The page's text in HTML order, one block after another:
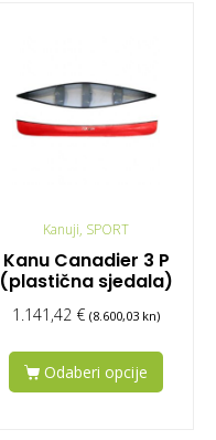
Kanuji, SPORT
Kanu Canadier 3 P
(plastična sjedala)
1.141,42 € (8.600,03 kn)
Odaberi opcije